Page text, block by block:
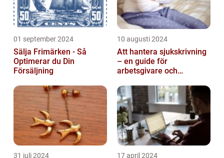
01 september 2024
Sälja Frimärken - Så
Optimerar du Din
Försäljning
10 augusti 2024
Att hantera sjukskrivning
– en guide för
arbetsgivare och
31 juli 2024 17 april 2024